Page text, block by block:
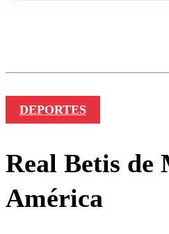
DEPORTES
Real Betis de
América